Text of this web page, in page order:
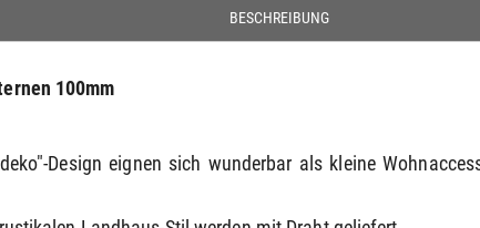
BESCHREIBUNG
100mm
Design eignen sich wunderbar als kleine